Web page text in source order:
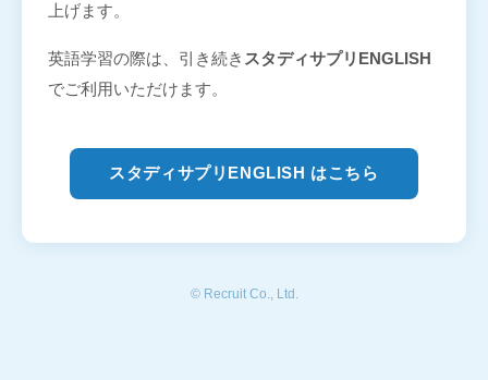
上げます。
英語学習の際は、引き続き スタディサプリENGLISH
でご利用いただけます。
スタディサプリENGLISH はこちら
© Recruit Co., Ltd.